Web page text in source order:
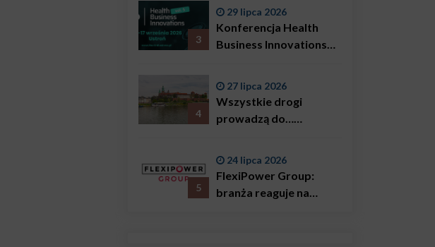
3
29 lipca 2026
Konferencja Health
Business Innovations
4
27 lipca 2026
Wszystkie drogi
prowadzą do…
5
24 lipca 2026
FlexiPower Group:
branża reaguje na